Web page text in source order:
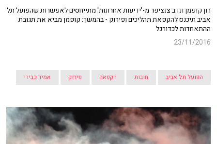
רון קופמן ונדב צנציפר מ-'ידיעות אחרונות' מתייחסים לאפשרות שהפועל תל
אביב תיכנס להקפאת תהליכים ופירוק - בהמשך: קופמן מביא את תגובת
ההתאחדות לכדורגל
23/11/2016
הפועל תל אביב חובות הקפאה פירוק אמיר כבירי